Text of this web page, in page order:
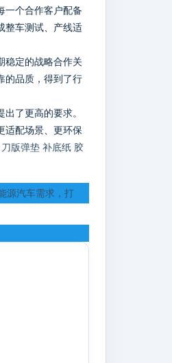
一个合作客户配备
整车测试、产线适
稳定的战略合作关
的品质，得到了行
了更高的要求。
适配场景、更环保
刀版弹垫 补底纸 胶
源汽车需求，打